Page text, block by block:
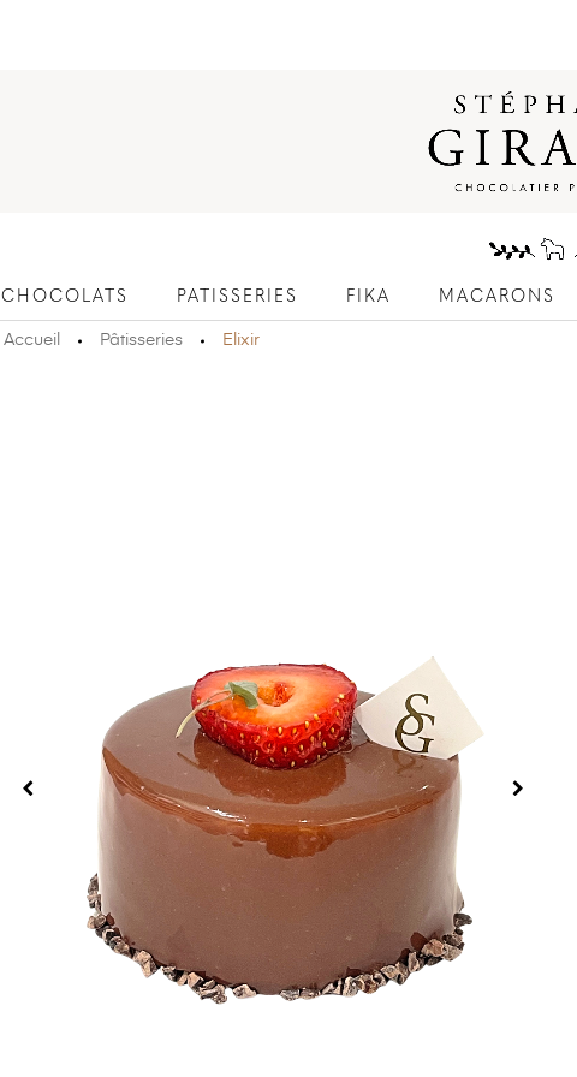
CHOCOLATS PATISSERIES FIKA MACARONS
Accueil Pâtisseries Elixir